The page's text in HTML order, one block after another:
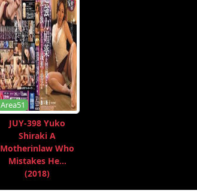
Area51
JUY-398 Yuko
Shiraki A
Motherinlaw Who
Mistakes He...
(2018)